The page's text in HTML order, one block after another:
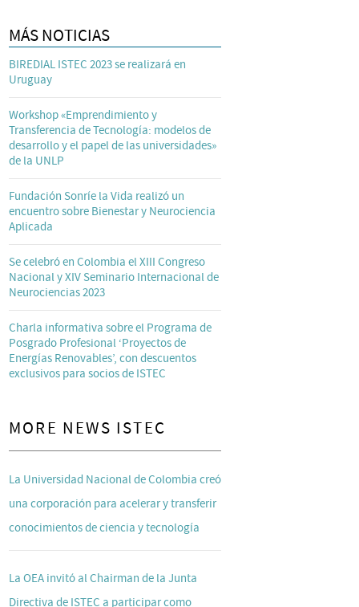
MÁS NOTICIAS
BIREDIAL ISTEC 2023 se realizará en
Uruguay
Workshop «Emprendimiento y
Transferencia de Tecnología: modelos de
desarrollo y el papel de las universidades»
de la UNLP
Fundación Sonríe la Vida realizó un
encuentro sobre Bienestar y Neurociencia
Aplicada
Se celebró en Colombia el XIII Congreso
Nacional y XIV Seminario Internacional de
Neurociencias 2023
Charla informativa sobre el Programa de
Posgrado Profesional ‘Proyectos de
Energías Renovables’, con descuentos
exclusivos para socios de ISTEC
MORE NEWS ISTEC
La Universidad Nacional de Colombia creó
una corporación para acelerar y transferir
conocimientos de ciencia y tecnología
La OEA invitó al Chairman de la Junta
Directiva de ISTEC a participar como